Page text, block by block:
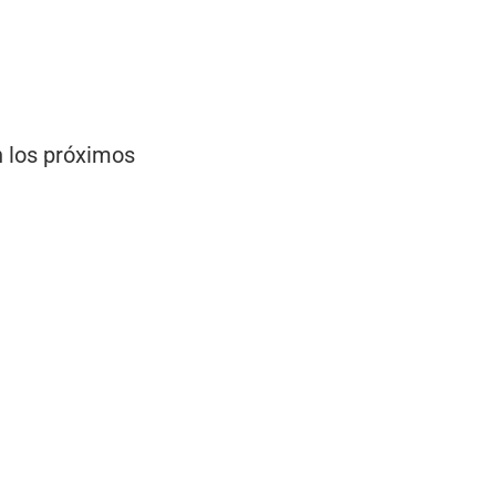
los próximos